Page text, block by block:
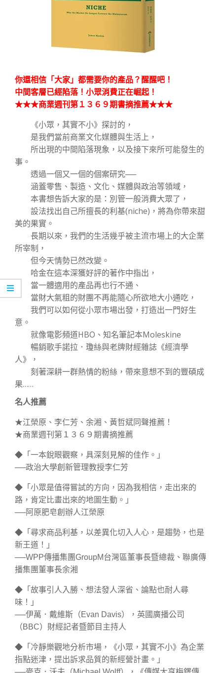
你還相信「大家」都需要你的產品？醒醒吧！
中間客層已經陷落！小眾消費正在崛起！
★★★商業週刊第１３６９期書摘推薦★★★
《小眾，其實不小》探討的，
是我們當前商業文化媒體與生活上，
所出現的中間陷落現象，以及接下來所可能發生的
事。
透過一個又一個的個案研究──
涵蓋零售、製造、文化、媒體與政治等領域，
本書想告訴大家的是：別管一般消費大眾了，
設法找出自己所擅長的利基(niche)，將為你帶來甜
美的果實。
長期以來，我們的生活幾乎被主流市場上的大企業
所宰制，
但今天情勢已然改變。
哈金在這本深獲好評的著作中指出，
當一體適用的產品再也行不通、
當財大氣粗的財團不再能隨心所欲地大小通吃，
我們可以如何從小眾市場出發，打造出一門好生
意。
就像電影頻道HBO、知名筆記本Moleskine
暢銷歌手諾拉．瓊絲與老牌財經雜誌《經濟學
人》，
刻著深耕一群熱情的粉絲，帶來意想不到的豐碩成
果……
名人推薦
★江榮原、李仁芳、余湘、黃哲斌同聲推薦！
★商業週刊第１３６９期書摘推薦
◆「一本銳眼觀察，具深刻見解的佳作。」
──政治大學創新管理教授李仁芳
◆「小眾是值得嘗試的方向，因為我相信，走出來的
路，肯定比畫出來的地圖生動。」
──阿原肥皂創辦人江榮原
◆「尋求商品利基，以差異化切入人心，是趨勢，也是
新王道！」
──WPP傳播集團GroupM台灣區董事長暨總裁、聯廣傳
播集團董事長余湘
◆「故事引人入勝、想法發人深省、論點也耐人尋
味！」
──伊萬．戴維斯（Evan Davis），英國廣播公司
（BBC）財經記者暨節目主持人
◆「冷靜樂觀地分析市場，《小眾，其實不小》為企業
指點迷津，提出訴求品質的新經營計畫。」